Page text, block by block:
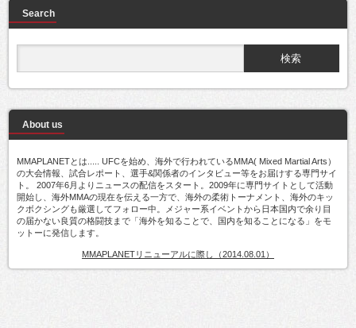
Search
About us
MMAPLANETとは..... UFCを始め、海外で行われているMMA( Mixed Martial Arts）
の大会情報、試合レポート、選手&関係者のインタビュー等をお届けする専門サイ
ト。 2007年6月よりニュースの配信をスタート。2009年に専門サイトとして活動
開始し、海外MMAの現在を伝える一方で、海外の柔術トーナメント、海外のキッ
クボクシングも厳選してフォロー中。メジャー系イベントから日本国内で余り目
の届かない良質の格闘技まで「海外を知ることで、国内を知ることになる」をモ
ットーに発信します。
MMAPLANETリニューアルに際し（2014.08.01）